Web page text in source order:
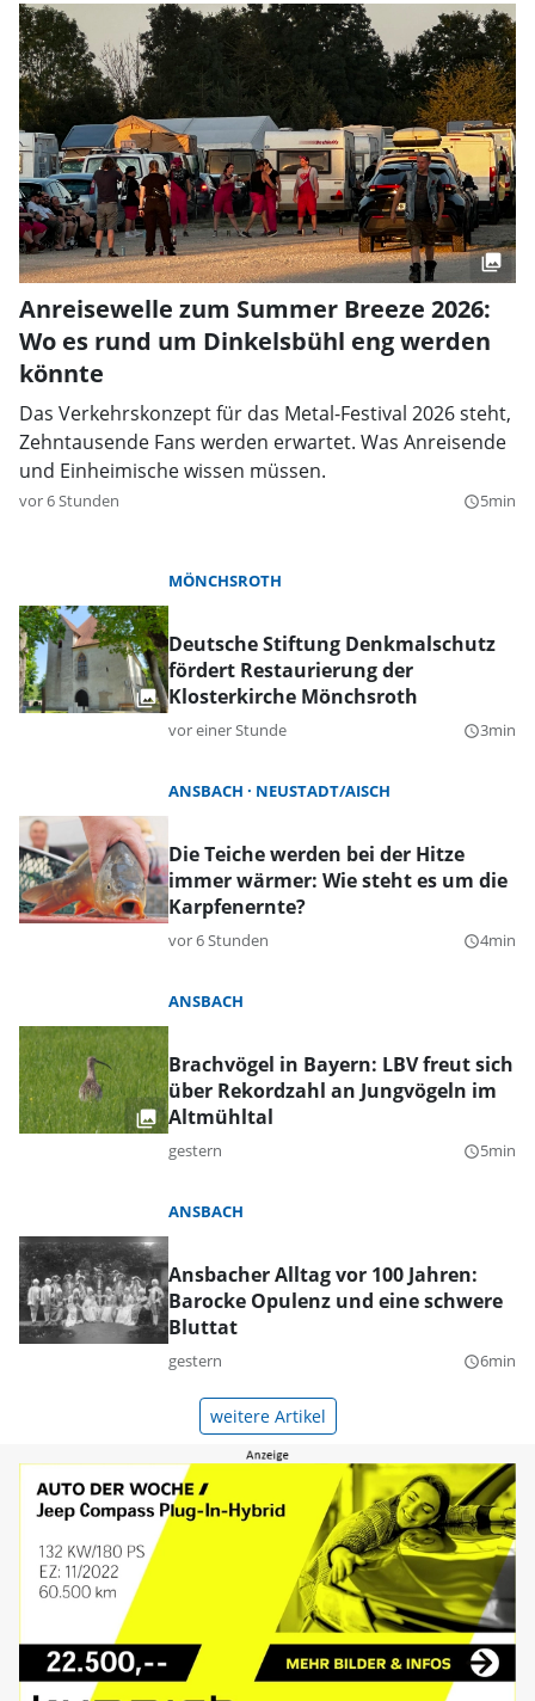
Anreisewelle zum Summer Breeze 2026:
Wo es rund um Dinkelsbühl eng werden
könnte
Das Verkehrskonzept für das Metal-Festival 2026 steht,
Zehntausende Fans werden erwartet. Was Anreisende
und Einheimische wissen müssen.
vor 6 Stunden query_builder5min
MÖNCHSROTH
Deutsche Stiftung Denkmalschutz
fördert Restaurierung der
Klosterkirche Mönchsroth
vor einer Stunde query_builder3min
ANSBACH NEUSTADT/AISCH
Die Teiche werden bei der Hitze
immer wärmer: Wie steht es um die
Karpfenernte?
vor 6 Stunden query_builder4min
ANSBACH
Brachvögel in Bayern: LBV freut sich
über Rekordzahl an Jungvögeln im
Altmühltal
gestern query_builder5min
ANSBACH
Ansbacher Alltag vor 100 Jahren:
Barocke Opulenz und eine schwere
Bluttat
gestern query_builder6min
weitere Artikel